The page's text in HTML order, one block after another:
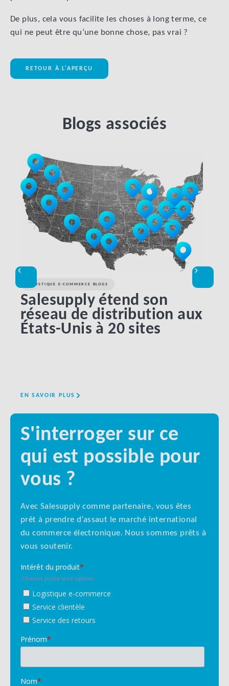
De plus, cela vous facilite les choses à long terme, ce
qui ne peut être qu’une bonne chose, pas vrai ?
RETOUR À L'APERÇU
Blogs associés
LOGISTIQUE E-COMMERCE BLOGS
Salesupply étend son
réseau de distribution aux
États-Unis à 20 sites
EN SAVOIR PLUS
S'interroger sur ce
qui est possible pour
vous ?
Avec Salesupply comme partenaire, vous êtes
prêt à prendre d’assaut le marché international
du commerce électronique. Nous sommes prêts à
vous soutenir.